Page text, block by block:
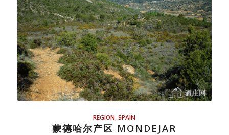
REGION ,SPAIN
蒙德哈尔产区 MONDEJAR